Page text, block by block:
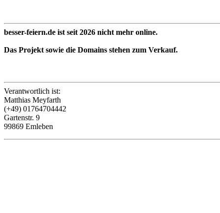
besser-feiern.de ist seit 2026 nicht mehr online.
Das Projekt sowie die Domains stehen zum Verkauf.
Verantwortlich ist:
Matthias Meyfarth
(+49) 01764704442
Gartenstr. 9
99869 Emleben